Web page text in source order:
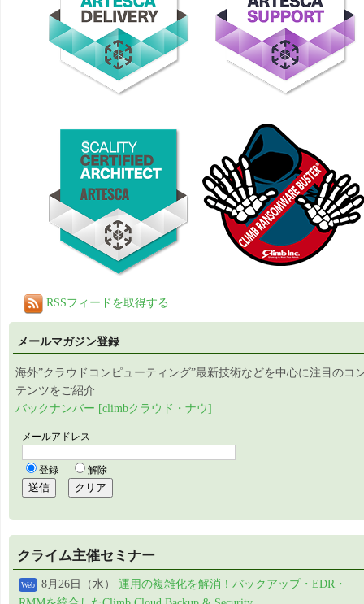
RSSフィードを取得する
メールマガジン登録
海外”クラウドコンピューティング”最新技術などを中心に注目のコ
テンツをご紹介
バックナンバー [climbクラウド・ナウ]
クライム主催セミナー
Web 8月26日（水） 運用の複雑化を解消！バックアップ・EDR・